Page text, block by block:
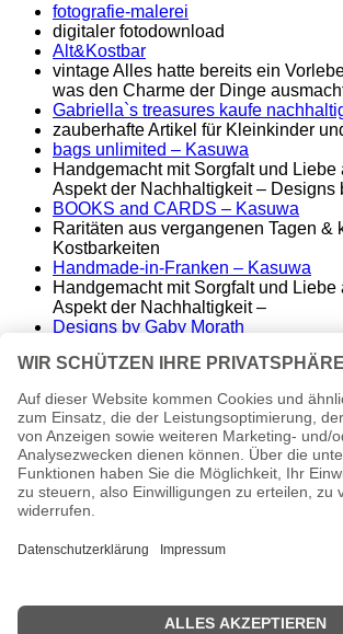
fotografie-malerei
digitaler fotodownload
Alt&Kostbar
vintage Alles hatte bereits ein
was den Charme der Dinge
Gabriella`s treasures kaufe
zauberhafte Artikel für Kleinkinder
bags unlimited – Kasuwa
Handgemacht mit Sorgfalt und Liebe
Aspekt der Nachhaltigkeit – Designs
BOOKS and CARDS – Kasuwa
Raritäten aus vergangenen Tagen &
Kostbarkeiten
Handmade-in-Franken – Kasuwa
Handgemacht mit Sorgfalt und Liebe
Aspekt der Nachhaltigkeit –
Designs by Gaby Morath
Fränkischen
Raritäten aus vergangenen Tagen –
Einzelstücke
Famos. – finest music &
Wir spielen die Songs unserer
conny morath
stimme – sprache – ausdruck
© 2024 babyvintage by Gaby Morath